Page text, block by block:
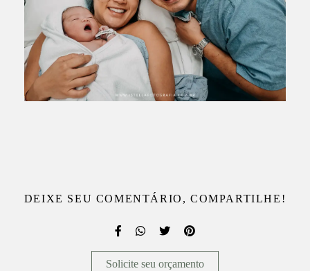
DEIXE SEU COMENTÁRIO, COMPARTILHE!
Solicite seu orçamento